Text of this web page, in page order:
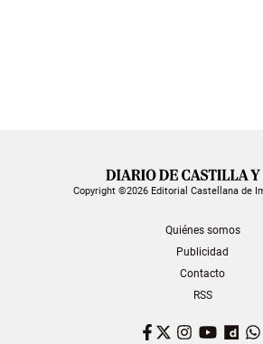
Copyright ©2026 Editorial Castellana de
Quiénes somos
Publicidad
Contacto
RSS
Facebook
TwitterInstagram